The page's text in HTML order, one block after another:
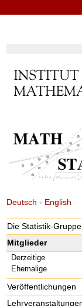
Deutsch - English
Die Statistik-Gruppe
Mitglieder
Derzeitige
Ehemalige
Veröffentlichungen